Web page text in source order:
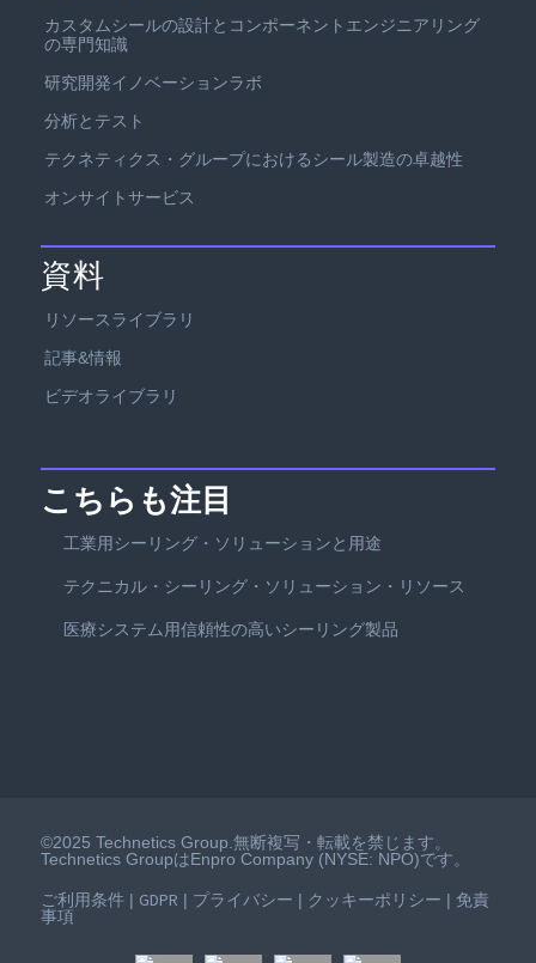
カスタムシールの設計とコンポーネントエンジニアリング
の専門知識
研究開発イノベーションラボ
分析とテスト
テクネティクス・グループにおけるシール製造の卓越性
オンサイトサービス
資料
リソースライブラリ
記事&情報
ビデオライブラリ
こちらも注目
工業用シーリング・ソリューションと用途
テクニカル・シーリング・ソリューション・リソース
医療システム用信頼性の高いシーリング製品
©2025 Technetics Group.無断複写・転載を禁じます。
Technetics GroupはEnpro Company (NYSE: NPO)です。
ご利用条件| GDPR | プライバシー | クッキーポリシー | 免責
事項